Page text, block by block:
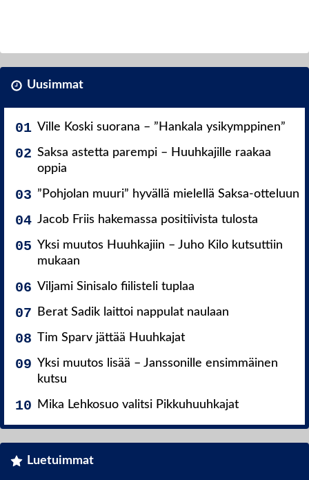
Uusimmat
Ville Koski suorana – ”Hankala ysikymppinen”
Saksa astetta parempi – Huuhkajille raakaa
oppia
”Pohjolan muuri” hyvällä mielellä Saksa-otteluun
Jacob Friis hakemassa positiivista tulosta
Yksi muutos Huuhkajiin – Juho Kilo kutsuttiin
mukaan
Viljami Sinisalo fiilisteli tuplaa
Berat Sadik laittoi nappulat naulaan
Tim Sparv jättää Huuhkajat
Yksi muutos lisää – Janssonille ensimmäinen
kutsu
Mika Lehkosuo valitsi Pikkuhuuhkajat
Luetuimmat